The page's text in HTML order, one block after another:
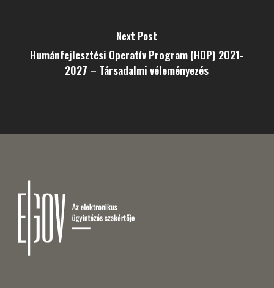
Next Post
Humánfejlesztési Operatív Program (HOP) 2021-
2027 – Társadalmi véleményezés